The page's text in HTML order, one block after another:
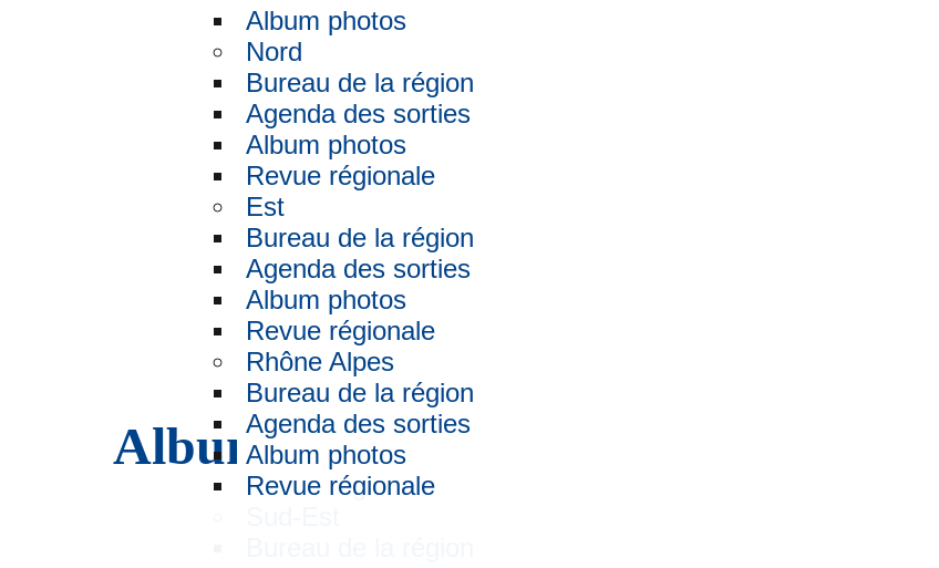
Album photos
Nord
Bureau de la région
Agenda des sorties
Album photos
Revue régionale
Est
Bureau de la région
Agenda des sorties
Album photos
Revue régionale
Rhône Alpes
Bureau de la région
Agenda des sorties
Album photos
Revue régionale
Albums photos